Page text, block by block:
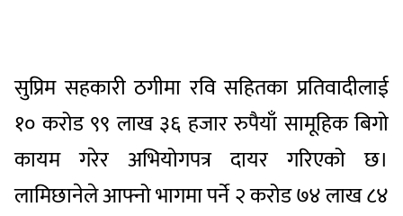
सुप्रिम सहकारी ठगीमा रवि सहितका प्रतिवादीलाई
१० करोड ९९ लाख ३६ हजार रुपैयाँ सामूहिक बिगो
कायम गरेर अभियोगपत्र दायर गरिएको छ।
लामिछानेले आफ्नो भागमा पर्ने २ करोड ७४ लाख ८४